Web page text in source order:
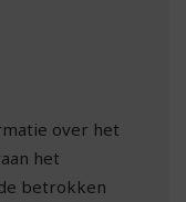
over het
het
betrokken